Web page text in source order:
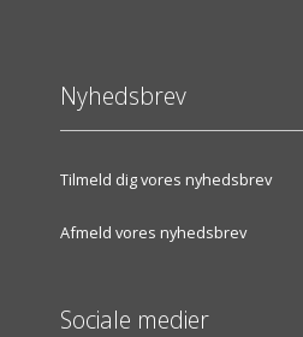
Nyhedsbrev
Tilmeld dig vores nyhedsbrev
Afmeld vores nyhedsbrev
Sociale medier